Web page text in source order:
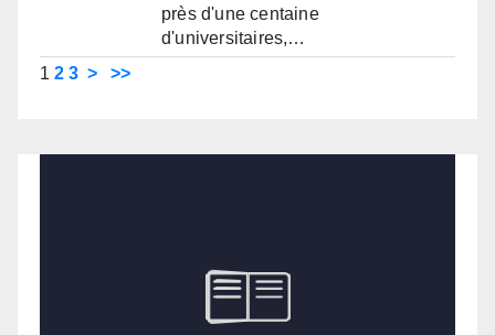
près d'une centaine
d'universitaires,…
1 2 3 > >>